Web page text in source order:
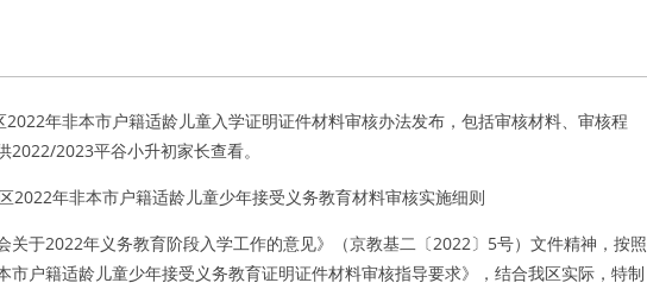
年非本市户籍适龄儿童入学证明证件材料审核办法发布，包括审核材料、审核程
2022/2023平谷小升初家长查看。
2022年非本市户籍适龄儿童少年接受义务教育材料审核实施细则
关于2022年义务教育阶段入学工作的意见》（京教基二〔2022〕5号）文件精神，按照
市户籍适龄儿童少年接受义务教育证明证件材料审核指导要求》，结合我区实际，特制